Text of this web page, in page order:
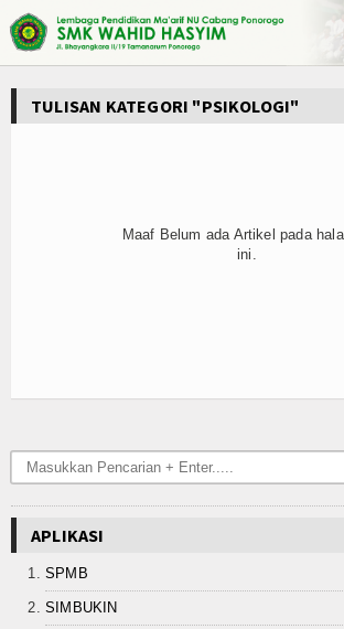
Media Cyto Farma
Kegiatan Sekolah
Aqidah
Fiqih
TULISAN KATEGORI "PSIKOLOGI"
Maaf Belum ada Artikel pada
ini.
APLIKASI
SPMB
SIMBUKIN